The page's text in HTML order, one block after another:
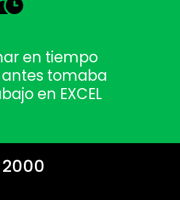
en tiempo
tomaba
en EXCEL